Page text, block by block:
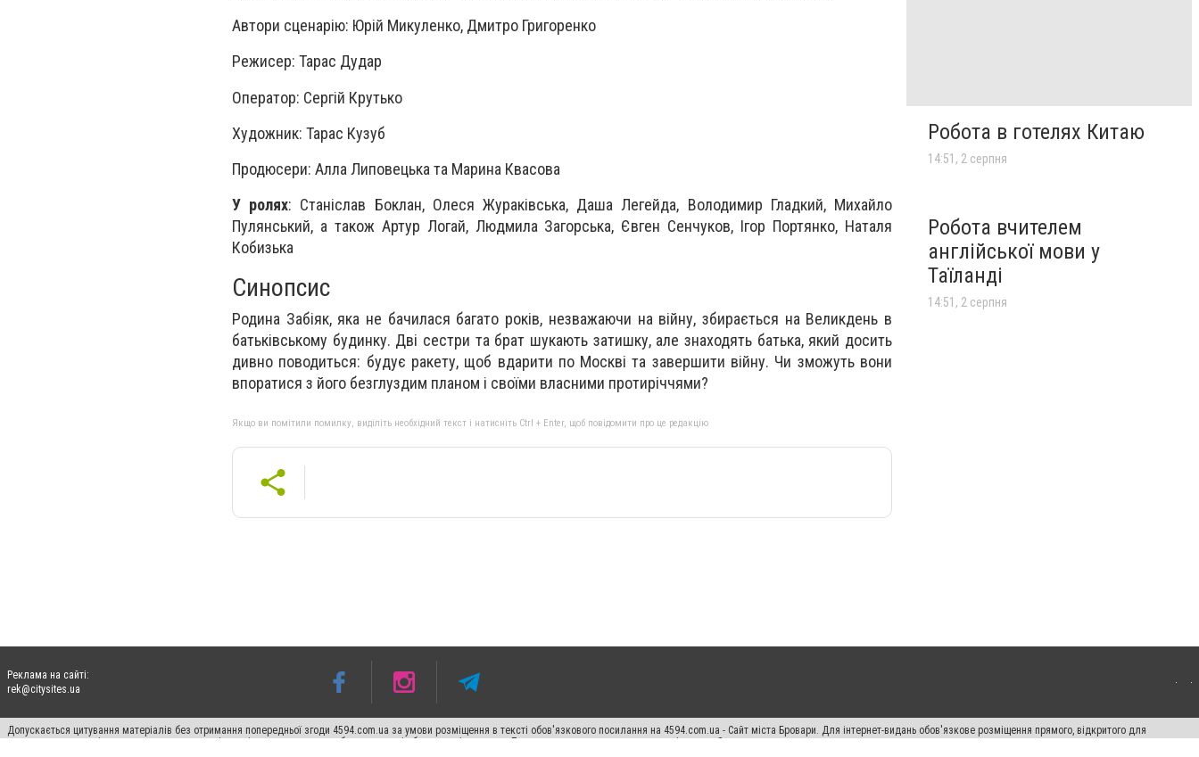
Автори сценарію: Юрій Микуленко, Дмитро Григоренко
Режисер: Тарас Дудар
Оператор: Сергій Крутько
Художник: Тарас Кузуб
Продюсери: Алла Липовецька та Марина Квасова
У ролях: Станіслав Боклан, Олеся Жураківська, Даша Легейда, Володимир Гладкий, Михайло
Пулянський, а також Артур Логай, Людмила Загорська, Євген Сенчуков, Ігор Портянко, Наталя
Кобизька
Синопсис
Родина Забіяк, яка не бачилася багато років, незважаючи на війну, збирається на Великдень в
батьківському будинку. Дві сестри та брат шукають затишку, але знаходять батька, який досить
дивно поводиться: будує ракету, щоб вдарити по Москві та завершити війну. Чи зможуть вони
впоратися з його безглуздим планом і своїми власними протиріччями?
Якщо ви помітили помилку, виділіть необхідний текст і натисніть Ctrl + Enter, щоб повідомити про це редакцію
Робота в готелях Китаю
14:51, 2 серпня
Робота вчителем
англійської мови у
Таїланді
14:51, 2 серпня
Реклама на сайті:
rek@citysites.ua
Допускається цитування матеріалів без отримання попередньої згоди 4594.com.ua за умови розміщення в тексті обов'язкового посилання на 4594.com.ua - Сайт міста Бровари. Для інтернет-видань обов'язкове розміщення прямого, відкритого для
пошукових систем гіперпосилання на цитовані статті не нижче другого абзацу в тексті або в якості джерела. Порушення виняткових прав переслідується Законом.